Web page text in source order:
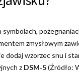
symbolach,
zmysłowym
dodaj wzorzec snu i
z DSM‑5(Źródło: